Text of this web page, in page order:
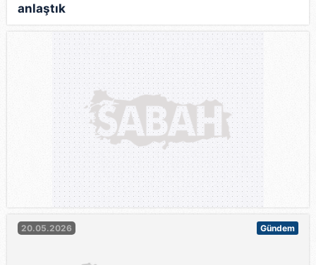
anlaştık
20.05.2026 Gündem